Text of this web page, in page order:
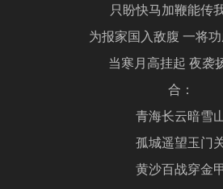
只盼快马加鞭能传
为报家国入敌腹 一将
当寒月高挂起 夜袭
合：
青海长云暗雪
孤城遥望玉门
黄沙百战穿金甲